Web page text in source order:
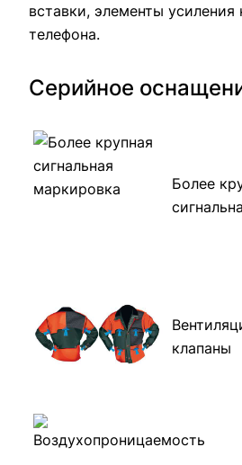
вставки, элементы
телефона.
Серийное
Более
клапаны